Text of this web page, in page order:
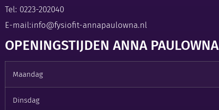
Tel: 0223-202040
E-mail:info@fysiofit-annapaulowna.nl
OPENINGSTIJDEN ANNA PAULOWNA
Maandag
Dinsdag